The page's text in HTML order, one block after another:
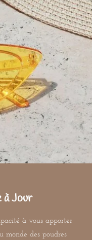
à Jour
à vous apporter
monde des poudres